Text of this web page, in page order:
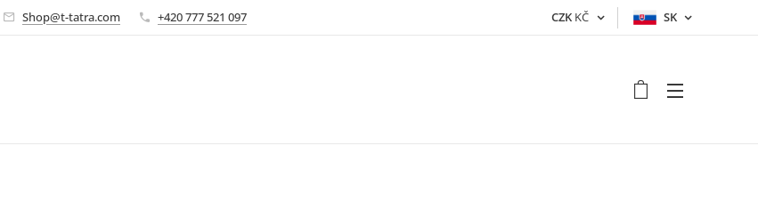
Shop@t-tatra.com +420 777 521 097 CZK KČ SK